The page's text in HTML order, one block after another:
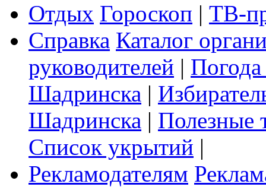
Отдых Гороскоп | ТВ-
Справка Каталог
руководителей |
Шадринска |
Шадринска | Полезные
Список укрытий |
Рекламодателям